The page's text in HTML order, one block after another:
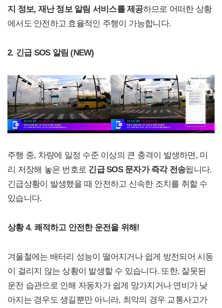
지 정보, 재난 정보 알림 서비스를 제공하므로 어떠한 상황
에서도 안전하고 효율적인 주행이 가능합니다.
2. 긴급 SOS 알림 (NEW)
주행 중, 차량에 일정 수준 이상의 큰 충격이 발생하면, 미
리 저장해 놓은 번호로 긴급 SOS 문자가 즉각 전송됩니다.
긴급상황이 발생했을 때 안전하고 신속한 조치를 취할 수
있습니다.
상황 4. 쾌적하고 안전한 운전을 위해!
겨울철에는 배터리 성능이 떨어지거나 쉽게 방전되어 시동
이 걸리지 않는 상황이 발생할 수 있습니다. 또한, 잘못된
운전 습관으로 인해 자동차가 쉽게 망가지거나 연비가 낮
아지는 경우도 생길뿐만 아니라, 최악의 경우 교통사고가